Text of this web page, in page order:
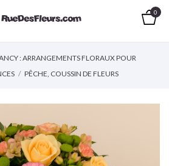
0
: ARRANGEMENTS FLORAUX POUR
PÊCHE, COUSSIN DE FLEURS